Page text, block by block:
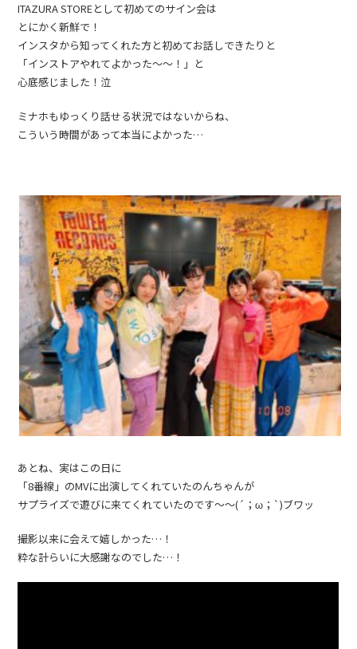
ITAZURA STOREとして初めてのサイン会は
とにかく新鮮で！
インスタから知ってくれた方と初めてお話しできたりと
「インストアやれてよかった〜〜！」と
心底感じました！泣
ミナホもゆっくり話せる状況ではないからね、
こういう時間があって本当によかった…
あとね、実はこの日に
「8番線」のMVに出演してくれていたのんちゃんが
サプライズで遊びに来てくれていたのです〜〜(´；ω；`)ブワッ
撮影以来に会えて嬉しかった…！
粋な計らいに大感謝なのでした…！